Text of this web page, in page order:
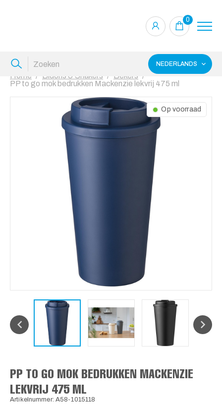
0
NEDERLANDS
Home Bidons & Shakers
Bekers
PP to go mok bedrukken Mackenzie lekvrij 475 ml
Op voorraad
PP TO GO MOK BEDRUKKEN MACKENZIE
LEKVRIJ 475 ML
Artikelnummer: A58-1015118